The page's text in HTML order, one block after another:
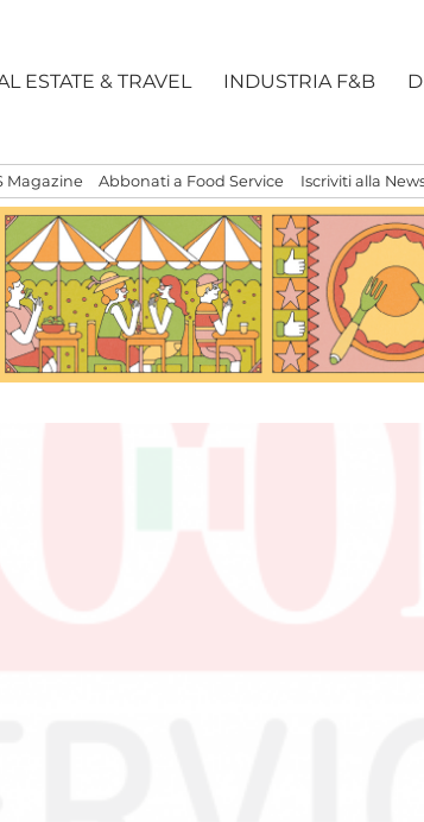
ESTATE & TRAVEL INDUSTRIA F&B
Magazine Abbonati a Food Service Iscriviti alla